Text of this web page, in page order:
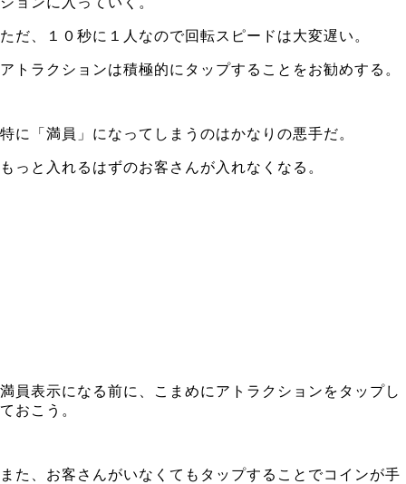
ただ、１０秒に１人なので回転スピードは大変遅い。
アトラクションは積極的にタップすることをお勧めする。
特に「満員」になってしまうのはかなりの悪手だ。
もっと入れるはずのお客さんが入れなくなる。
満員表示になる前に、こまめにアトラクションをタップし
ておこう。
また、お客さんがいなくてもタップすることでコインが手